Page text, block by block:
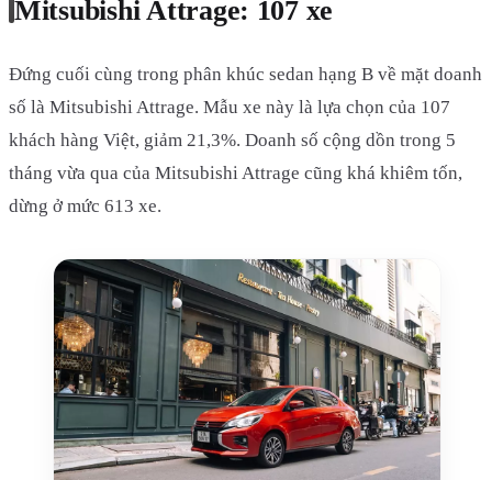
Mitsubishi Attrage: 107 xe
Đứng cuối cùng trong phân khúc sedan hạng B về mặt doanh
số là Mitsubishi Attrage. Mẫu xe này là lựa chọn của 107
khách hàng Việt, giảm 21,3%. Doanh số cộng dồn trong 5
tháng vừa qua của Mitsubishi Attrage cũng khá khiêm tốn,
dừng ở mức 613 xe.